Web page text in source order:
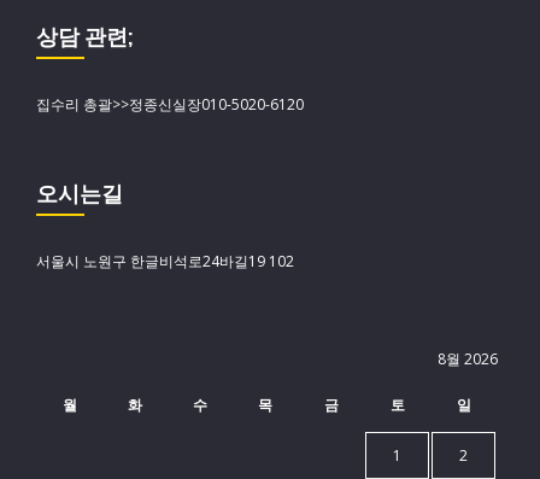
상담 관련;
집수리 총괄>>정종신실장010-5020-6120
오시는길
서울시 노원구 한글비석로24바길19 102
8월 2026
월 화 수 목 금 토 일
1 2